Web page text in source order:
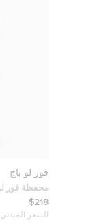
فور لو باج
محفظة فور
الطي طويلة
$218
السعر